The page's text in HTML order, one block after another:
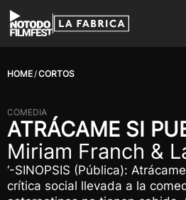
HOME CORTOS
COMEDIA
ATRÁCAME SI
Miriam Franch &
‘-SINOPSIS (Pública):
crítica social llevada a la